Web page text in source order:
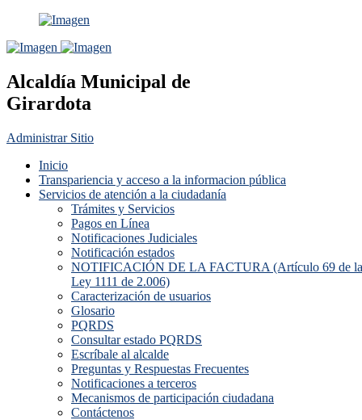
Alcaldía Municipal de
Girardota
Administrar Sitio
Inicio
Transpariencia y acceso a la informacion pública
Servicios de atención a la ciudadanía
Trámites y Servicios
Pagos en Línea
Notificaciones Judiciales
Notificación estados
NOTIFICACIÓN DE LA FACTURA (Artículo 69 de la
Ley 1111 de 2.006)
Caracterización de usuarios
Glosario
PQRDS
Consultar estado PQRDS
Escríbale al alcalde
Preguntas y Respuestas Frecuentes
Notificaciones a terceros
Mecanismos de participación ciudadana
Contáctenos